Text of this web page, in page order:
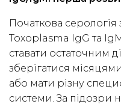
Початкова
Toxoplasma IgG та
ставати остаточним
зберігатися
або мати різну
системи. За підозри